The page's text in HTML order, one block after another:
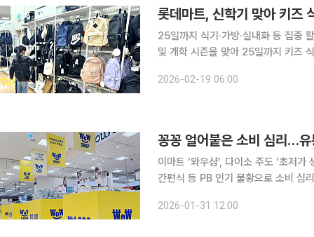
롯데마트, 신학기 맞아 키즈
25일까지 식기·가방·실내화 등 집중 할인문화센터
및 개학 시즌을 맞아 25일까지 키즈
상품인 '넘버블록스 올인원 교정 젓가
2026-02-19 06:00
꽁꽁 얼어붙은 소비 심리…유
이마트 ‘와우샵’, 다이소 주도 ‘초저
간편식 등 PB 인기 불황으로 소비 심리가 위축되자 오프라인 유통업체들이 ‘초저가 전략’을 전면에
하며 소비자 체감 물가를 낮추는 데
2026-01-31 12:00